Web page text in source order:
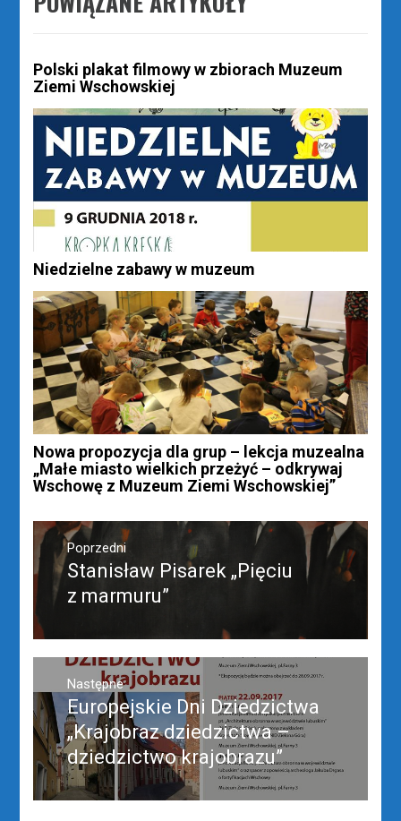
Polski plakat filmowy w zbiorach Muzeum
Ziemi Wschowskiej
Niedzielne zabawy w muzeum
Nowa propozycja dla grup – lekcja muzealna
„Małe miasto wielkich przeżyć – odkrywaj
Wschowę z Muzeum Ziemi Wschowskiej”
Nawigacja
wpisuPoprzedni
Poprzedni
wpis:
Stanisław Pisarek „Pięciu
z marmuru”
Następne
Następny
post:
Europejskie Dni Dziedzictwa
„Krajobraz dziedzictwa –
dziedzictwo krajobrazu”